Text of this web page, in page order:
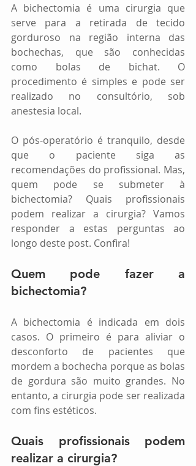
A bichectomia é uma cirurgia que
serve para a retirada de tecido
gorduroso na região interna das
bochechas, que são conhecidas
como bolas de bichat. O
procedimento é simples e pode ser
realizado no consultório, sob
anestesia local.
O pós-operatório é tranquilo, desde
que o paciente siga as
recomendações do profissional. Mas,
quem pode se submeter à
bichectomia? Quais profissionais
podem realizar a cirurgia? Vamos
responder a estas perguntas ao
longo deste post. Confira!
Quem pode fazer a
bichectomia?
A bichectomia é indicada em dois
casos. O primeiro é para aliviar o
desconforto de pacientes que
mordem a bochecha porque as bolas
de gordura são muito grandes. No
entanto, a cirurgia pode ser realizada
com fins estéticos.
Quais profissionais podem
realizar a cirurgia?